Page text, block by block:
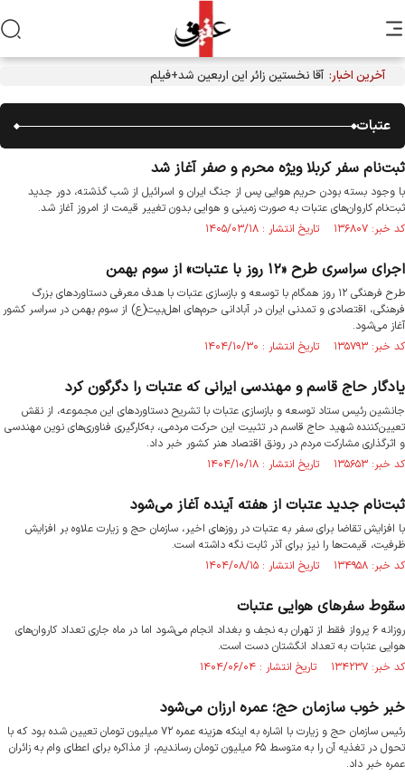
آخرین اخبار: آقا نخستین زائر این اربعین شد+فیلم
عتبات
ثبت‌نام سفر کربلا ویژه محرم و صفر آغاز شد
با وجود بسته بودن حریم هوایی پس از جنگ ایران و اسرائیل از شب گذشته، دور جدید
ثبت‌نام کاروان‌های عتبات به صورت زمینی و هوایی بدون تغییر قیمت از امروز آغاز شد.
کد خبر: ۱۳۶۸۰۷ تاریخ انتشار : ۱۴۰۵/۰۳/۱۸
اجرای سراسری طرح «۱۲ روز با عتبات» از سوم بهمن
طرح فرهنگی ۱۲ روز همگام با توسعه و بازسازی عتبات با هدف معرفی دستاوردهای بزرگ
فرهنگی، اقتصادی و تمدنی ایران در آبادانی حرم‌های اهل‌بیت(ع) از سوم بهمن در سراسر کشور
آغاز می‌شود.
کد خبر: ۱۳۵۷۹۳ تاریخ انتشار : ۱۴۰۴/۱۰/۳۰
یادگار حاج قاسم و مهندسی ایرانی که عتبات را دگرگون کرد
جانشین رئیس ستاد توسعه و بازسازی عتبات با تشریح دستاوردهای این مجموعه، از نقش
تعیین‌کننده شهید حاج قاسم در تثبیت این حرکت مردمی، به‌کارگیری فناوری‌های نوین مهندسی
و اثرگذاری مشارکت مردم در رونق اقتصاد هنر کشور خبر داد.
کد خبر: ۱۳۵۶۵۳ تاریخ انتشار : ۱۴۰۴/۱۰/۱۸
ثبت‌نام جدید عتبات از هفته آینده آغاز می‌شود
با افزایش تقاضا برای سفر به عتبات در روزهای اخیر، سازمان حج و زیارت علاوه بر افزایش
ظرفیت، قیمت‌ها را نیز برای آذر ثابت نگه داشته است.
کد خبر: ۱۳۴۹۵۸ تاریخ انتشار : ۱۴۰۴/۰۸/۱۵
سقوط سفر‌های هوایی عتبات
روزانه ۶ پرواز فقط از تهران به نجف و بغداد انجام می‌شود اما در ماه جاری تعداد کاروان‌های
هوایی عتبات به تعداد انگشتان دست است.
کد خبر: ۱۳۴۲۳۷ تاریخ انتشار : ۱۴۰۴/۰۶/۰۴
خبر خوب سازمان حج؛ عمره ارزان می‌شو‌د
رئیس سازمان حج و زیارت با اشاره به اینکه هزینه عمره ۷۲ میلیون تومان تعیین شده بود که با
تحول در تغذیه آن را به متوسط ۶۵ میلیون تومان رساندیم، از مذاکره برای اعطای وام به زائران
عمره خبر داد.